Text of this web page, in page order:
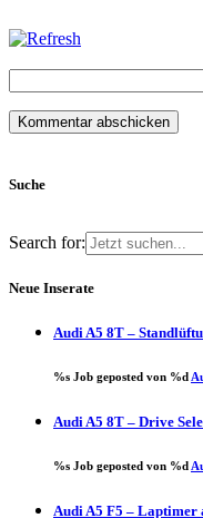
Suche
Search for:
Neue Inserate
Audi A5 8T –
%s Job geposted von %d
Audi A5 8T – Drive
%s Job geposted von %d
Audi A5 F5 – Laptimer